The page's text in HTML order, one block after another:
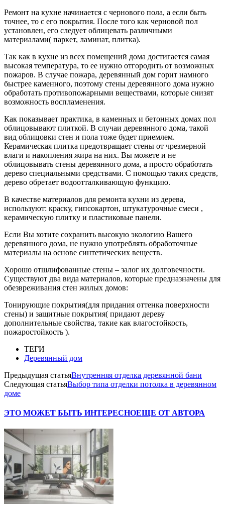
Ремонт на кухне начинается с чернового пола, а если быть
точнее, то с его покрытия. После того как черновой пол
установлен, его следует облицевать различными
материалами( паркет, ламинат, плитка).
Так как в кухне из всех помещений дома достигается самая
высокая температура, то ее нужно отгородить от возможных
пожаров. В случае пожара, деревянный дом горит намного
быстрее каменного, поэтому стены деревянного дома нужно
обработать противопожарными веществами, которые снизят
возможность воспламенения.
Как показывает практика, в каменных и бетонных домах пол
облицовывают плиткой. В случаи деревянного дома, такой
вид облицовки стен и пола тоже будет приемлем.
Керамическая плитка предотвращает стены от чрезмерной
влаги и накопления жира на них. Вы можете и не
облицовывать стены деревянного дома, а просто обработать
дерево специальными средствами. С помощью таких средств,
дерево обретает водоотталкивающую функцию.
В качестве материалов для ремонта кухни из дерева,
используют: краску, гипсокартон, штукатурочные смеси ,
керамическую плитку и пластиковые панели.
Если Вы хотите сохранить высокую экологию Вашего
деревянного дома, не нужно употреблять обработочные
материалы на основе синтетических веществ.
Хорошо отшлифованные стены – залог их долговечности.
Существуют два вида материалов, которые предназначены для
обезвреживания стен жилых домов:
Тонирующие покрытия(для придания оттенка поверхности
стены) и защитные покрытия( придают дереву
дополнительные свойства, такие как влагостойкость,
пожаростойкость ).
ТЕГИ
Деревянный дом
Предыдущая статьяВнутренняя отделка деревянной бани
Следующая статьяВыбор типа отделки потолка в деревянном
доме
ЭТО МОЖЕТ БЫТЬ ИНТЕРЕСНОЕЩЕ ОТ АВТОРА